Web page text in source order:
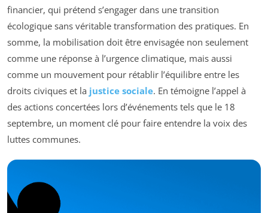
financier, qui prétend s’engager dans une transition
écologique sans véritable transformation des pratiques. En
somme, la mobilisation doit être envisagée non seulement
comme une réponse à l’urgence climatique, mais aussi
comme un mouvement pour rétablir l’équilibre entre les
droits civiques et la justice sociale. En témoigne l’appel à
des actions concertées lors d’événements tels que le 18
septembre, un moment clé pour faire entendre la voix des
luttes communes.